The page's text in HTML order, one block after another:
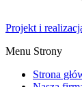
Projekt i
Menu Strony
Strona